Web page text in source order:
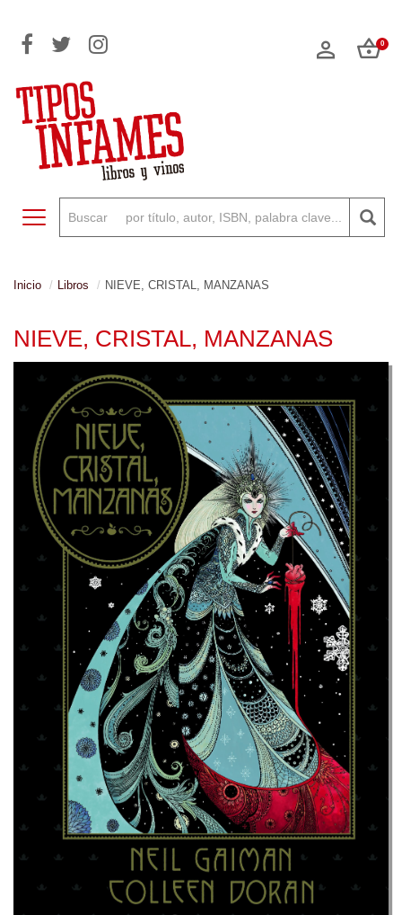
0
Toggle navigation
Inicio Libros NIEVE, CRISTAL, MANZANAS
NIEVE, CRISTAL, MANZANAS